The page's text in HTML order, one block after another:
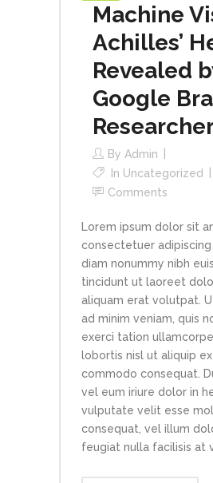
Machine
Achilles’
Revealed
Google
By Admin
In Uncategorized
Comments
Lorem ipsum dolor sit
consectetuer
diam nonummy nibh
tincidunt ut laoreet
aliquam erat volutpat.
ad minim veniam, quis
exerci tation
lobortis nisl ut aliquip
commodo consequat.
vel eum iriure dolor in
vulputate velit esse
consequat, vel illum
feugiat nulla facilisis at